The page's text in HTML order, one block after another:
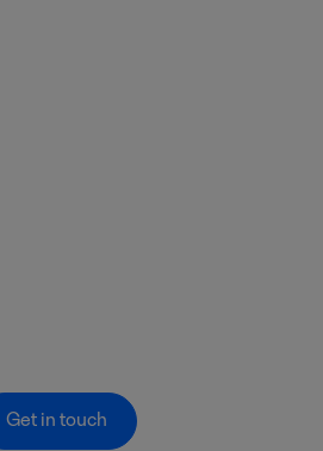
Get in touch